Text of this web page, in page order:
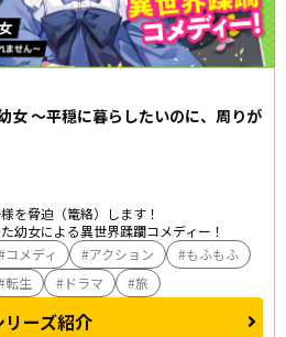
女 ～平穏に暮らしたいのに、周りが
を脅迫（篭絡）します！
幼女による異世界蹂躙コメディー！
コメディ アクション
もふもふ
転生 ドラマ 旅
リーズ紹介